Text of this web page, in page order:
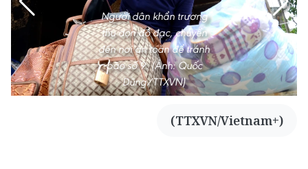
Người dân khẩn trương
thu dọn đồ đạc, chuyển
đến nơi an toàn để tránh
bão số 9. (Ảnh: Quốc
Dũng/TTXVN)
(TTXVN/Vietnam+)